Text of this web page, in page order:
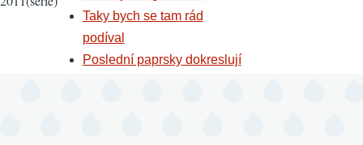
Taky bych se tam rád
podíval
Poslední paprsky dokreslují